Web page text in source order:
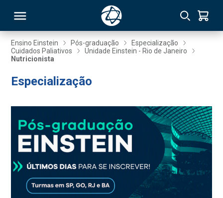
Ensino Einstein Pós-graduação
Especialização
Cuidados Paliativos
Unidade Einstein - Rio de Janeiro
Nutricionista
Especialização